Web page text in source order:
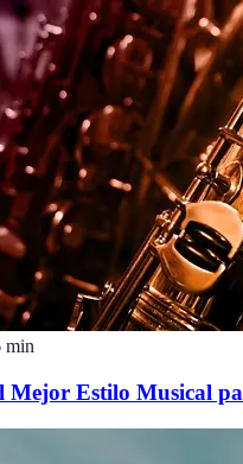
min
Mejor Estilo Musical